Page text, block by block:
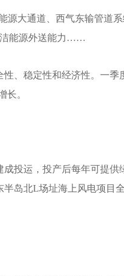
源大通道、西气东输管道系
洁能源外送能力……
、稳定性和经济性。一季
长。
投运，投产后每年可提供
岛北L场址海上风电项目